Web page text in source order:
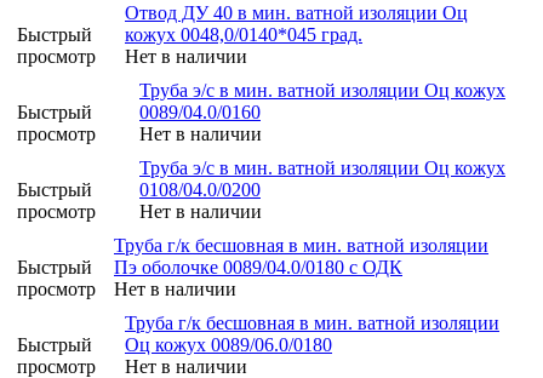
Быстрый
просмотр
Отвод ДУ 40 в мин. ватной изоляции Оц
кожух 0048,0/0140*045 град.
Нет в наличии
Быстрый
просмотр
Труба э/с в мин. ватной изоляции Оц кожух
0089/04.0/0160
Нет в наличии
Быстрый
просмотр
Труба э/с в мин. ватной изоляции Оц кожух
0108/04.0/0200
Нет в наличии
Быстрый
просмотр
Труба г/к бесшовная в мин. ватной изоляции
Пэ оболочке 0089/04.0/0180 с ОДК
Нет в наличии
Быстрый
просмотр
Труба г/к бесшовная в мин. ватной изоляции
Оц кожух 0089/06.0/0180
Нет в наличии